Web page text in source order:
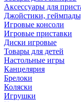
Аксессуары для
Джойстики,
Игровые консоли
Игровые приставки
Диски игровые
Товары для детей
Настольные игры
Канцелярия
Брелоки
Коляски
Игрушки